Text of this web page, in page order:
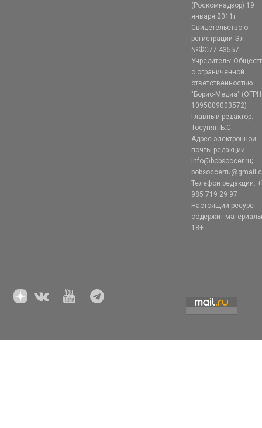
(Роскомнадзор) 19
января 2011г.
Свидетельство о
регистрации Эл
№ФС77-43557.
Учредитель:
с ограниченной
ответственностью
"Борис-Медиа" (ОГРН
1095009003572)
Главный редактор:
Тосунян Б.С.
Адрес электронной
почты редакции:
info@bobsoccer.ru;
Телефон редакции:
985 719 29 97
Настоящий ресурс
содержит
18+